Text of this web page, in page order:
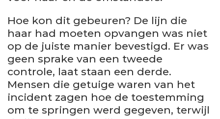
Hoe kon dit gebeuren? De lijn die
haar had moeten opvangen was niet
op de juiste manier bevestigd. Er was
geen sprake van een tweede
controle, laat staan een derde.
Mensen die getuige waren van het
incident zagen hoe de toestemming
om te springen werd gegeven, terwijl